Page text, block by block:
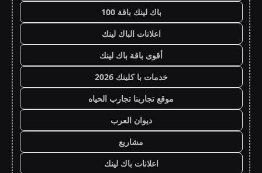
باك لينك باقة 100
اعلانات الباك لينك
أقوى باقة باك لينك
خدمات با كلينك 2026
موقع تجاربنا تجارب الحياه
ديوان العرب
مشاريع
اعلانات باك لينك